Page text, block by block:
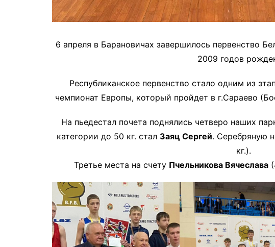
6 апреля в Барановичах завершилось первенство
2009 годов
Республиканское первенство стало одним из
чемпионат Европы, который пройдет в г.Сараево
На пьедестал почета поднялись четверо наших
категории до 50 кг. стал Заяц Сергей. Серебряную
кг.).
Третье места на счету Пчельникова Вячеслава